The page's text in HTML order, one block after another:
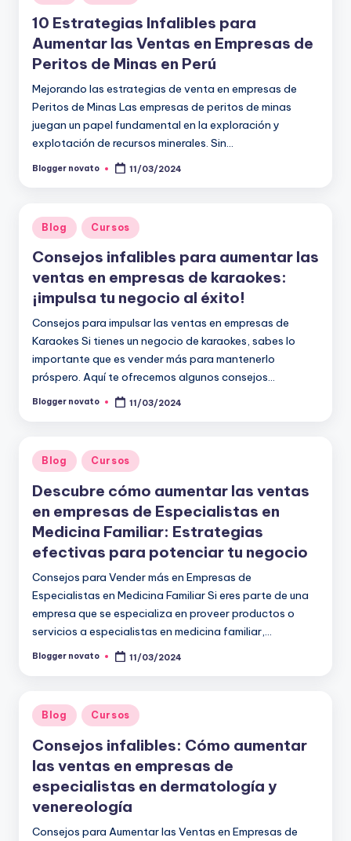
en
10 Estrategias Infalibles para
Aumentar las Ventas en Empresas de
Peritos de Minas en Perú
Mejorando las estrategias de venta en empresas de
Peritos de Minas Las empresas de peritos de minas
juegan un papel fundamental en la exploración y
explotación de recursos minerales. Sin…
Publicado
Blogger novato 11/03/2024
Publicado
en
Blog Cursos
Consejos infalibles para aumentar las
ventas en empresas de karaokes:
¡impulsa tu negocio al éxito!
Consejos para impulsar las ventas en empresas de
Karaokes Si tienes un negocio de karaokes, sabes lo
importante que es vender más para mantenerlo
próspero. Aquí te ofrecemos algunos consejos…
Publicado
Blogger novato 11/03/2024
Publicado
en
Blog Cursos
Descubre cómo aumentar las ventas
en empresas de Especialistas en
Medicina Familiar: Estrategias
efectivas para potenciar tu negocio
Consejos para Vender más en Empresas de
Especialistas en Medicina Familiar Si eres parte de una
empresa que se especializa en proveer productos o
servicios a especialistas en medicina familiar,…
Publicado
Blogger novato 11/03/2024
Publicado
en
Blog Cursos
Consejos infalibles: Cómo aumentar
las ventas en empresas de
especialistas en dermatología y
venereología
Consejos para Aumentar las Ventas en Empresas de